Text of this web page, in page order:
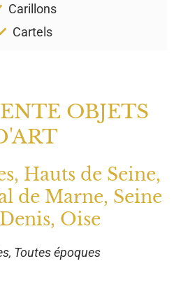
Carillons
Cartels
OBJETS
Hauts de Seine,
de Marne, Seine
Oise
Toutes époques